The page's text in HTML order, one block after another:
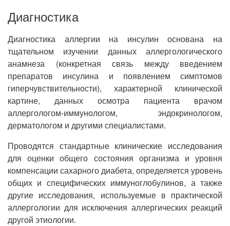
Диагностика
Диагностика аллергии на инсулин основана на
тщательном изучении данных аллергологического
анамнеза (конкретная связь между введением
препаратов инсулина и появлением симптомов
гиперчувствительности), характерной клинической
картине, данных осмотра пациента врачом
аллергологом-иммунологом, эндокринологом,
дерматологом и другими специалистами.
Проводятся стандартные клинические исследования
для оценки общего состояния организма и уровня
компенсации сахарного диабета, определяется уровень
общих и специфических иммуноглобулинов, а также
другие исследования, используемые в практической
аллергологии для исключения аллергических реакций
другой этиологии.